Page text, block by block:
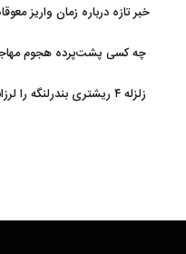
خبر تازه درباره زمان واریز
چه کسی پشت‌پرده هجوم
زلزله ۴ ریشتری بندرلنگه را لرزاند